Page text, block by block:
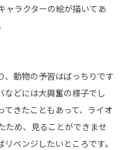
ャラクターの絵が描いてあ
、動物の予習はばっちりです
などには大興奮の様子でし
てきたこともあって、ライオ
ため、見ることができませ
ベンジしたいところです。